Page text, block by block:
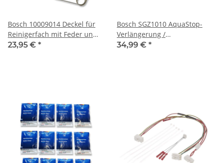
Bosch 10009014 Deckel für
Reinigerfach mit Feder und
Dichtung
23,95 € *
Bosch SGZ1010 AquaStop-
Verlängerung /
Schlauchverlängerung Zu-
34,99 € *